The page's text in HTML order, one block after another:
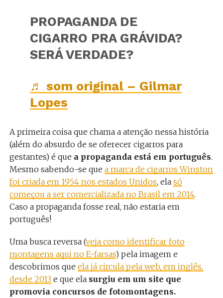
PROPAGANDA DE
CIGARRO PRA GRÁVIDA?
SERÁ VERDADE?
♬ som original – Gilmar
Lopes
A primeira coisa que chama a atenção nessa história
(além do absurdo de se oferecer cigarros para
gestantes) é que a propaganda está em português.
Mesmo sabendo-se que a marca de cigarros Winston
foi criada em 1954 nos estados Unidos, ela só
começou a ser comercializada no Brasil em 2014.
Caso a propaganda fosse real, não estaria em
português!
Uma busca reversa (veja como identificar foto
montagens aqui no E-farsas) pela imagem e
descobrimos que ela já circula pela web, em inglês,
desde 2013e que ela surgiu em um site que
promovia concursos de fotomontagens.